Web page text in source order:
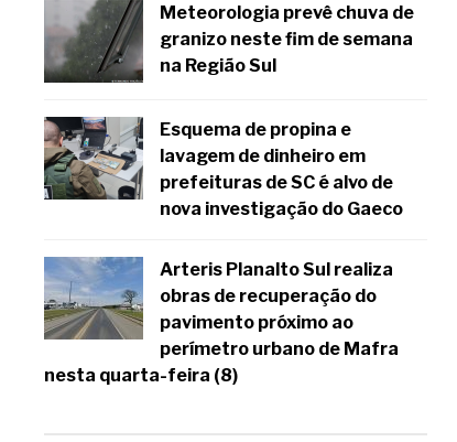
Meteorologia prevê chuva de
granizo neste fim de semana
na Região Sul
Esquema de propina e
lavagem de dinheiro em
prefeituras de SC é alvo de
nova investigação do Gaeco
Arteris Planalto Sul realiza
obras de recuperação do
pavimento próximo ao
perímetro urbano de Mafra
nesta quarta-feira (8)